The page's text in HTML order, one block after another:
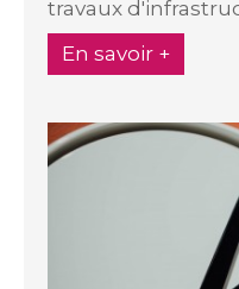
travaux
En savoir +